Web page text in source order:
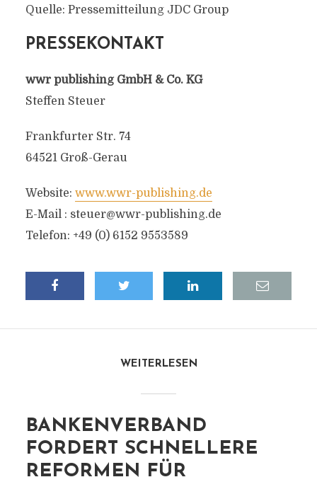
Quelle: Pressemitteilung JDC Group
PRESSEKONTAKT
wwr publishing GmbH & Co. KG
Steffen Steuer
Frankfurter Str. 74
64521 Groß-Gerau
Website: www.wwr-publishing.de
E-Mail : steuer@wwr-publishing.de
Telefon: +49 (0) 6152 9553589
WEITERLESEN
BANKENVERBAND
FORDERT SCHNELLERE
REFORMEN FÜR